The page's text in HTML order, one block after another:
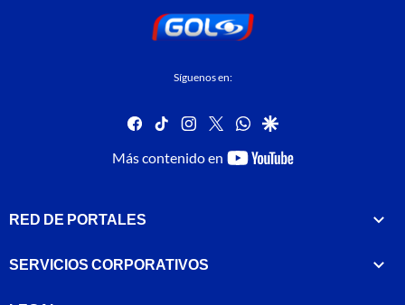
Síguenos en:
facebook
tiktok instagram
twitterwhatsapp
google
Más contenido en
youtube-
RED DE PORTALES
SERVICIOS CORPORATIVOS